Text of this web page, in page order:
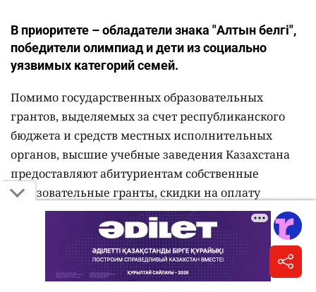
В приоритете – обладатели знака "Алтын белгі",
победители олимпиад и дети из социально
уязвимых категорий семей.
Помимо государственных образовательных
грантов, выделяемых за счет республиканского
бюджета и средств местных исполнительных
органов, высшие учебные заведения Казахстана
предоставляют абитуриентам собственные
образовательные гранты, скидки на оплату
обучения и именные стипендии,сообщает
Министерство науки и высшего образования РК.
В 2026 году общее количество ректорских,
университетских и внутренних образовательных